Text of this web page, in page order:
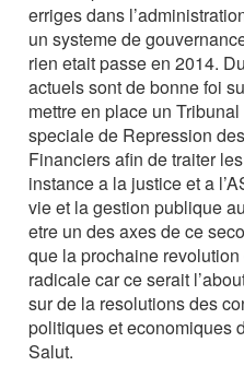
erriges dans
un systeme de
rien etait passe en 2014.
actuels sont de bonne foi
mettre en place un
speciale de Repression
Financiers afin de traiter
instance a la justice et a
vie et la gestion publique
etre un des axes de ce
que la prochaine
radicale car ce serait
sur de la resolutions des
politiques et economiques
Salut.